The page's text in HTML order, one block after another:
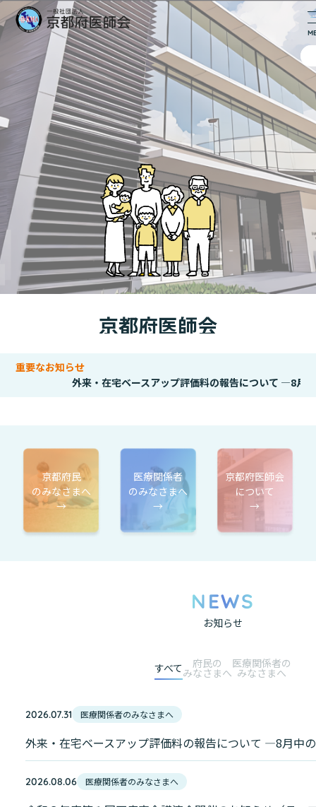
京都府医師会
重要なお知らせ
外来・在宅ベースアップ評価料の報告について —8月中の
京都府民
のみなさまへ
→
医療関係者
のみなさまへ
→
京都府医師会
について
→
NEWS
お知らせ
すべて 府民の
みなさまへ
医療関係者の
みなさまへ
2026.07.31
外来・在宅ベースアップ評価料の報告について —8月中
2026.08.06